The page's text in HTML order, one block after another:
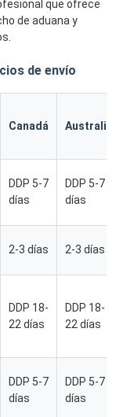
que ofrece
de aduana y
de envío
Canadá Australia
DDP 5-7
días
DDP 5-7
días
2-3 días 2-3 días
DDP 18-
22 días
DDP 18-
22 días
DDP 5-7
días
DDP 5-7
días